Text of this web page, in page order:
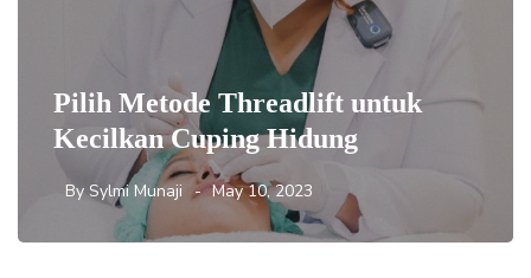
Pilih Metode Threadlift untuk
Kecilkan Cuping Hidung
By Sylmi Munaji May 10, 2023